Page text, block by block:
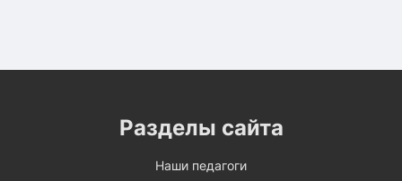
Разделы сайта
Наши педагоги